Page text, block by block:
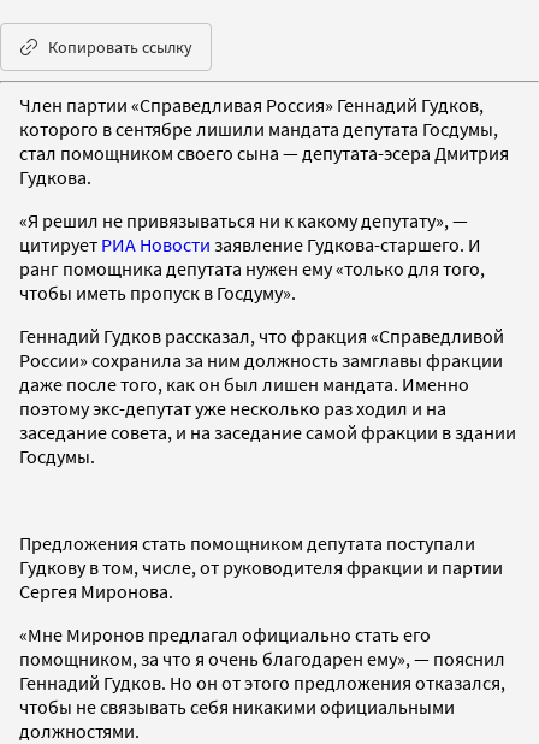
Копировать ссылку
Член партии «Справедливая Россия» Геннадий Гудков,
которого в сентябре лишили мандата депутата Госдумы,
стал помощником своего сына — депутата-эсера Дмитрия
Гудкова.
«Я решил не привязываться ни к какому депутату», —
цитирует РИА Новости заявление Гудкова-старшего. И
ранг помощника депутата нужен ему «только для того,
чтобы иметь пропуск в Госдуму».
Геннадий Гудков рассказал, что фракция «Справедливой
России» сохранила за ним должность замглавы фракции
даже после того, как он был лишен мандата. Именно
поэтому экс-депутат уже несколько раз ходил и на
заседание совета, и на заседание самой фракции в здании
Госдумы.
Предложения стать помощником депутата поступали
Гудкову в том, числе, от руководителя фракции и партии
Сергея Миронова.
«Мне Миронов предлагал официально стать его
помощником, за что я очень благодарен ему», — пояснил
Геннадий Гудков. Но он от этого предложения отказался,
чтобы не связывать себя никакими официальными
должностями.